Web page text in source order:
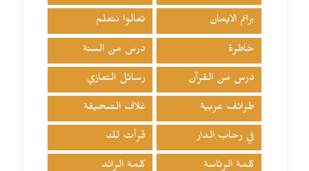
براعم الايمان تعالوا نتعلم
خاطرة درس من السنة
درس من القرآن رسائل التعازي
طرائف عربية غلاف الصحيفة
في رحاب الدار قرأت لك
كلمة الرئاسة كلمة الرائد